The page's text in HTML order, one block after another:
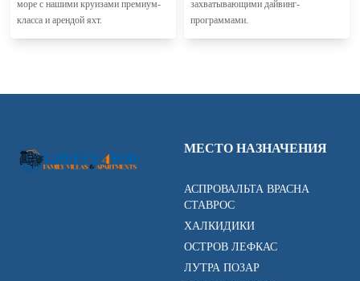
море с нашими круизами премиум-
класса и арендой яхт.
захватывающими дайвинг-
программами.
МЕСТО НАЗНАЧЕНИЯ
АСПРОВАЛЬТА ВРАСНА
СТАВРОС
ХАЛКИДИКИ
ОСТРОВ ЛЕФКАС
ЛУТРА ПОЗАР